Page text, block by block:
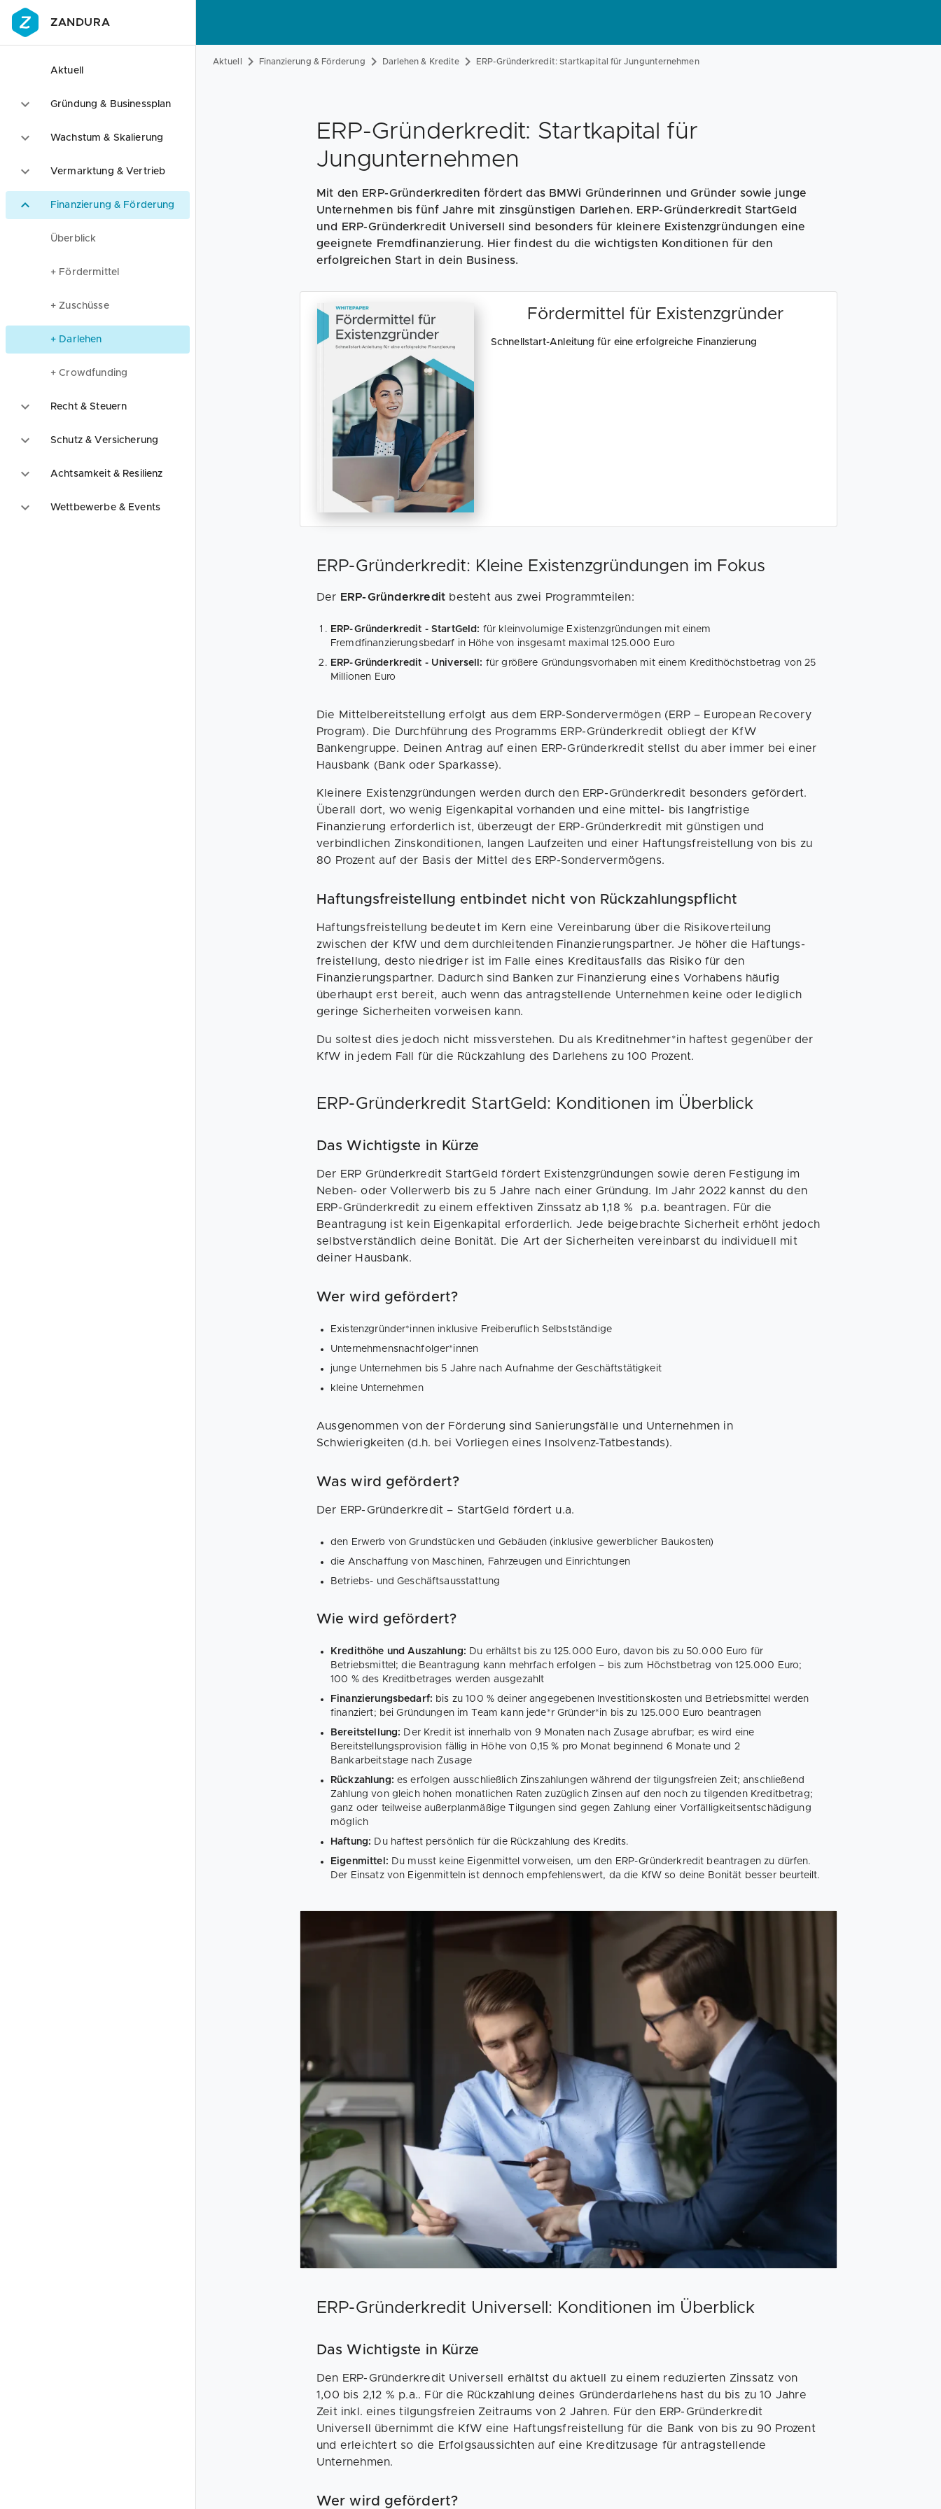
ZANDURA
Aktuell
Gründung & Businessplan
Wachstum & Skalierung
Vermarktung & Vertrieb
Finanzierung & Förderung
Überblick
+ Fördermittel
+ Zuschüsse
+ Darlehen
+ Crowdfunding
Recht & Steuern
Schutz & Versicherung
Achtsamkeit & Resilienz
Wettbewerbe & Events
Aktuell Finanzierung & Förderung Darlehen & Kredite ERP-Gründerkredit: Startkapital für Jungunternehmen
ERP-Gründerkredit: Startkapital für
Jungunternehmen
Mit den ERP-Gründerkrediten fördert das BMWi Gründerinnen und Gründer sowie junge
Unternehmen bis fünf Jahre mit zinsgünstigen Darlehen. ERP-Gründerkredit StartGeld
und ERP-Gründerkredit Universell sind besonders für kleinere Existenzgründungen eine
geeignete Fremdfinanzierung. Hier findest du die wichtigsten Konditionen für den
erfolgreichen Start in dein Business.
Fördermittel für Existenzgründer
Schnellstart-Anleitung für eine erfolgreiche Finanzierung
ERP-Gründerkredit: Kleine Existenzgründungen im Fokus
Der ERP-Gründerkredit besteht aus zwei Programmteilen:
ERP-Gründerkredit - StartGeld: für kleinvolumige Existenzgründungen mit einem
Fremdfinanzierungsbedarf in Höhe von insgesamt maximal 125.000 Euro
ERP-Gründerkredit - Universell: für größere Gründungsvorhaben mit einem Kredithöchstbetrag von 25
Millionen Euro
Die Mittelbereitstellung erfolgt aus dem ERP-Sondervermögen (ERP – European Recovery
Program). Die Durchführung des Programms ERP-Gründerkredit obliegt der KfW
Bankengruppe. Deinen Antrag auf einen ERP-Gründerkredit stellst du aber immer bei einer
Hausbank (Bank oder Sparkasse).
Kleinere Existenzgründungen werden durch den ERP-Gründerkredit besonders gefördert.
Überall dort, wo wenig Eigenkapital vorhanden und eine mittel- bis langfristige
Finanzierung erforderlich ist, überzeugt der ERP-Gründerkredit mit günstigen und
verbindlichen Zinskonditionen, langen Laufzeiten und einer Haftungsfreistellung von bis zu
80 Prozent auf der Basis der Mittel des ERP-Sondervermögens.
Haftungsfreistellung entbindet nicht von Rückzahlungspflicht
Haftungsfreistellung bedeutet im Kern eine Vereinbarung über die Risiko­verteilung
zwischen der KfW und dem durch­leitenden Finanzierungs­partner. Je höher die Haftungs­
freistellung, desto niedriger ist im Falle eines Kredit­ausfalls das Risiko für den
Finanzierungs­partner. Dadurch sind Banken zur Finanzierung eines Vorhabens häufig
überhaupt erst bereit, auch wenn das antragstellende Unternehmen keine oder lediglich
geringe Sicher­heiten vorweisen kann.
Du soltest dies jedoch nicht missverstehen. Du als Kreditnehmer*in haftest gegenüber der
KfW in jedem Fall für die Rückzahlung des Darlehens zu 100 Prozent.
ERP-Gründerkredit StartGeld: Konditionen im Überblick
Das Wichtigste in Kürze
Der ERP Gründerkredit StartGeld fördert Existenzgründungen sowie deren Festigung im
Neben- oder Vollerwerb bis zu 5 Jahre nach einer Gründung. Im Jahr 2022 kannst du den
ERP-Gründerkredit zu einem effektiven Zinssatz ab 1,18 % p.a. beantragen. Für die
Beantragung ist kein Eigenkapital erforderlich. Jede beigebrachte Sicherheit erhöht jedoch
selbstverständlich deine Bonität. Die Art der Sicherheiten vereinbarst du individuell mit
deiner Hausbank.
Wer wird gefördert?
Existenzgründer*innen inklusive Freiberuflich Selbstständige
Unternehmens­nachfolger*innen
junge Unternehmen bis 5 Jahre nach Aufnahme der Geschäftstätigkeit
kleine Unternehmen
Ausgenommen von der Förderung sind Sanierungsfälle und Unternehmen in
Schwierigkeiten (d.h. bei Vorliegen eines Insolvenz-Tatbestands).
Was wird gefördert?
Der ERP-Gründerkredit – StartGeld fördert u.a.
den Erwerb von Grundstücken und Gebäuden (inklusive gewerblicher Baukosten)
die Anschaffung von Maschinen, Fahrzeugen und Einrichtungen
Betriebs- und Geschäftsausstattung
Wie wird gefördert?
Kredithöhe und Auszahlung: Du erhältst bis zu 125.000 Euro, davon bis zu 50.000 Euro für
Betriebsmittel; die Beantragung kann mehrfach erfolgen – bis zum Höchstbetrag von 125.000 Euro;
100 % des Kreditbetrages werden ausgezahlt
Finanzierungsbedarf: bis zu 100 % deiner angegebenen Investitionskosten und Betriebsmittel werden
finanziert; bei Gründungen im Team kann jede*r Gründer*in bis zu 125.000 Euro beantragen
Bereitstellung: Der Kredit ist innerhalb von 9 Monaten nach Zusage abrufbar; es wird eine
Bereitstellungsprovision fällig in Höhe von 0,15 % pro Monat beginnend 6 Monate und 2
Bankarbeitstage nach Zusage
Rückzahlung: es erfolgen ausschließlich Zinszahlungen während der tilgungsfreien Zeit; anschließend
Zahlung von gleich hohen monatlichen Raten zuzüglich Zinsen auf den noch zu tilgenden Kreditbetrag;
ganz oder teilweise außerplanmäßige Tilgungen sind gegen Zahlung einer Vorfälligkeitsentschädigung
möglich
Haftung: Du haftest persönlich für die Rückzahlung des Kredits.
Eigenmittel: Du musst keine Eigenmittel vorweisen, um den ERP-Gründerkredit beantragen zu dürfen.
Der Einsatz von Eigenmitteln ist dennoch empfehlenswert, da die KfW so deine Bonität besser beurteilt.
ERP-Gründerkredit Universell: Konditionen im Überblick
Das Wichtigste in Kürze
Den ERP-Gründerkredit Universell erhältst du aktuell zu einem reduzierten Zinssatz von
1,00 bis 2,12 % p.a.. Für die Rückzahlung deines Gründerdarlehens hast du bis zu 10 Jahre
Zeit inkl. eines tilgungsfreien Zeitraums von 2 Jahren. Für den ERP-Gründerkredit
Universell übernimmt die KfW eine Haftungsfreistellung für die Bank von bis zu 90 Prozent
und erleichtert so die Erfolgsaussichten auf eine Kreditzusage für antragstellende
Unternehmen.
Wer wird gefördert?